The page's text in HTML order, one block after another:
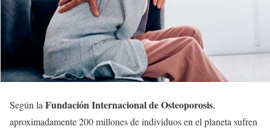
Según laFundación Internacional de Osteoporosis,
aproximadamente 200 millones de individuos en el planeta sufren